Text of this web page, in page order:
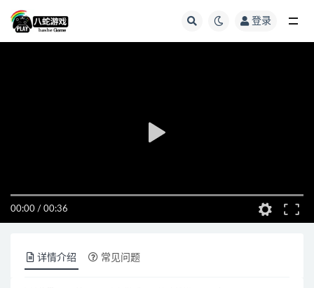
登录
00:00 / 00:36
详情介绍 常见问题